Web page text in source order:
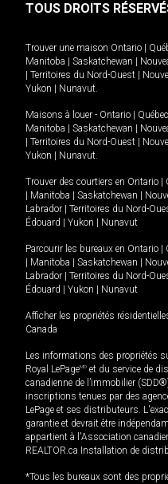
TOUS DROITS
Trouver une maison Ontario
Manitoba
Saskatchewan
Territoires du Nord-Ouest
Yukon
Nunavut.
Maisons à louer - Ontario Québec
Manitoba
Saskatchewan
Territoires du Nord-Ouest
Yukon
Nunavut.
Trouver des courtiers en Ontario
Manitoba Saskatchewan
Labrador
Territoires du Nord-
Édouard
Yukon Nunavut
Parcourir les bureaux en Ontario
Manitoba Saskatchewan
Labrador
Territoires du Nord-
Édouard
Yukon Nunavut
Afficher les propriétés
Canada
Les informations des propriétés
Royal LePageMD et du service de
canadienne de l’immobilier
inscriptions tenues par des
LePage et ses distributeurs.
garantie et devrait être
appartient à l'Association
REALTOR.ca Installation de
*Tous les bureaux sont des